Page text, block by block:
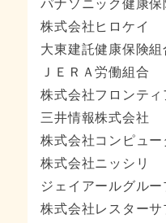
パナソニック健康保
株式会社ヒロケイ
大東建託健康保険組
ＪＥＲＡ労働組合
株式会社フロンティ
三井情報株式会社
株式会社コンピュー
株式会社ニッシリ
ジェイアールグル
株式会社レスター